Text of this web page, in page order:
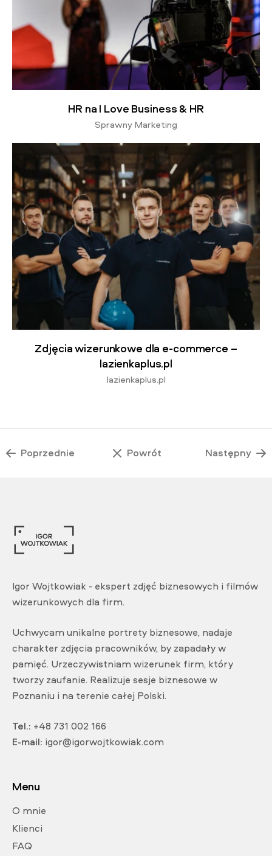
HR na I Love Business & HR
Sprawny Marketing
Zdjęcia wizerunkowe dla e-commerce –
lazienkaplus.pl
lazienkaplus.pl
Poprzednie Powrót Następny
Igor Wojtkowiak - ekspert zdjęć biznesowych i filmów
wizerunkowych dla firm.
Uchwycam unikalne portrety biznesowe, nadaje
charakter zdjęcia pracowników, by zapadały w
pamięć. Urzeczywistniam wizerunek firm, który
tworzy zaufanie. Realizuje sesje biznesowe w
Poznaniu i na terenie całej Polski.
Tel.: +48 731 002 166
E-mail: igor@igorwojtkowiak.com
Menu
O mnie
Klienci
FAQ